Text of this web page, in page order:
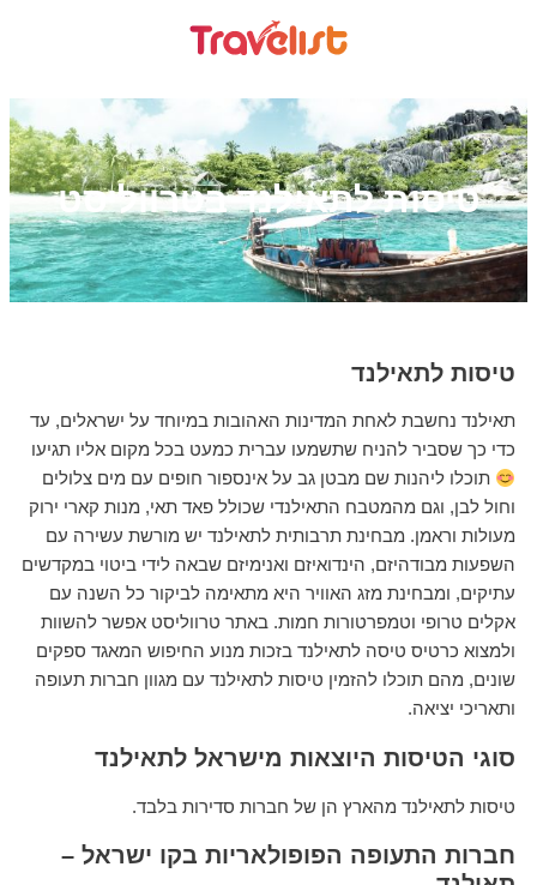
טיסות לתאילנד בטרווליסט
טיסות לתאילנד
תאילנד נחשבת לאחת המדינות האהובות במיוחד על ישראלים, עד
כדי כך שסביר להניח שתשמעו עברית כמעט בכל מקום אליו תגיעו
תוכלו ליהנות שם מבטן גב על אינספור חופים עם מים צלולים
וחול לבן, וגם מהמטבח התאילנדי שכולל פאד תאי, מנות קארי ירוק
מעולות וראמן. מבחינת תרבותית לתאילנד יש מורשת עשירה עם
השפעות מבודהיזם, הינדואיזם ואנימיזם שבאה לידי ביטוי במקדשים
עתיקים, ומבחינת מזג האוויר היא מתאימה לביקור כל השנה עם
אקלים טרופי וטמפרטורות חמות. באתר טרווליסט אפשר להשוות
ולמצוא כרטיס טיסה לתאילנד בזכות מנוע החיפוש המאגד ספקים
שונים, מהם תוכלו להזמין טיסות לתאילנד עם מגוון חברות תעופה
ותאריכי יציאה.
סוגי הטיסות היוצאות מישראל לתאילנד
טיסות לתאילנד מהארץ הן של חברות סדירות בלבד.
חברות התעופה הפופולאריות בקו ישראל –